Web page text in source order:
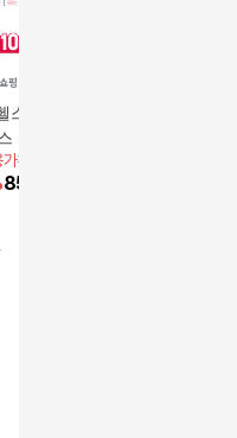
스 아스타 루지
가138,000원
85,220